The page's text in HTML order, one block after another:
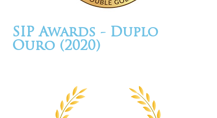
SIP Awards - Duplo
Ouro (2020)